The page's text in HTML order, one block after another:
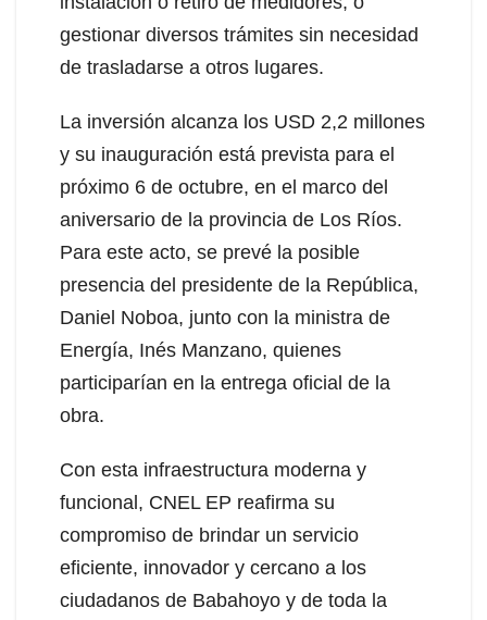
gestionar diversos trámites sin necesidad
de trasladarse a otros lugares.
La inversión alcanza los USD 2,2 millones
y su inauguración está prevista para el
próximo 6 de octubre, en el marco del
aniversario de la provincia de Los Ríos.
Para este acto, se prevé la posible
presencia del presidente de la República,
Daniel Noboa, junto con la ministra de
Energía, Inés Manzano, quienes
participarían en la entrega oficial de la
obra.
Con esta infraestructura moderna y
funcional, CNEL EP reafirma su
compromiso de brindar un servicio
eficiente, innovador y cercano a los
ciudadanos de Babahoyo y de toda la